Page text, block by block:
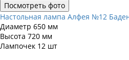
Посмотреть фото
Настольная лампа Алфея №12
Диаметр 650 мм
Высота 720 мм
Лампочек 12 шт